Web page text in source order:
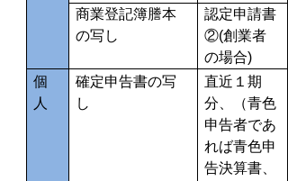
商業登記簿謄本
の写し
認定申請書
②(創業者
の場合)
個
人
確定申告書の写
し
直近１期
分、（青色
申告者であ
れば青色申
告決算書、